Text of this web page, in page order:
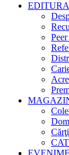
EDITURA